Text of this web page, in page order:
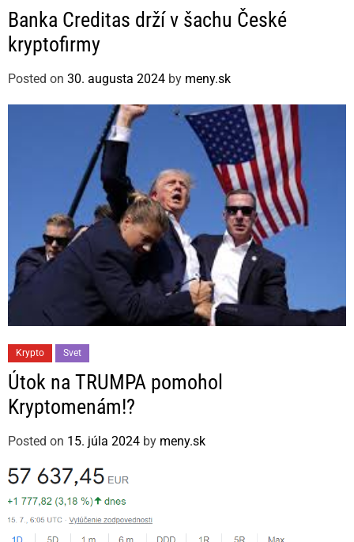
a
t
e
o
r
Banka Creditas drží v šachu České
kryptofirmy
Posted on 30. augusta 2024 by meny.sk
a
t
e
o
r
Krypto Svet
Útok na TRUMPA pomohol
Kryptomenám!?
Posted on 15. júla 2024 by meny.sk